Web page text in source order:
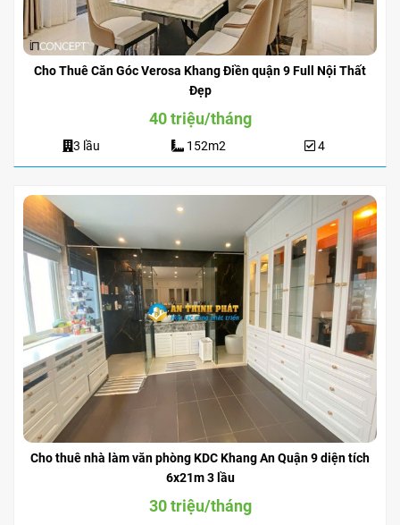
Cho Thuê Căn Góc Verosa Khang Điền quận 9 Full Nội Thất
Đẹp
40 triệu/tháng
3 lầu 152m2 4
Cho thuê nhà làm văn phòng KDC Khang An Quận 9 diện tích
6x21m 3 lầu
30 triệu/tháng